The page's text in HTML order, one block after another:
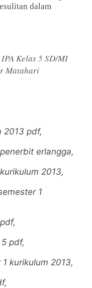
dalam
Kelas 5 SD/MI
Matahari
2013 pdf,
erlangga,
2013,
1
pdf,
kurikulum 2013,